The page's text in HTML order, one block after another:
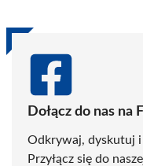
Dołącz do nas na
Odkrywaj, dyskutuj i
Przyłącz się do